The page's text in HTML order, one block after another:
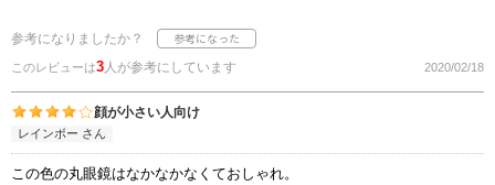
参考になりましたか？
このレビューは3人が参考にしています 2020/02/18
顔が小さい人向け
レインボー さん
この色の丸眼鏡はなかなかなくておしゃれ。